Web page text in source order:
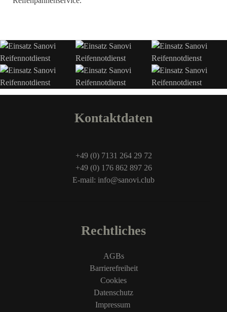
Kontaktdaten
+49 (0) 7131 264 29 72
+49 (0) 176 862 897 26
E-mail: info@sanovi.club
Rechtliches
AGBs
Barrierefreiheit
Cookies
Datenschutz
Impressum